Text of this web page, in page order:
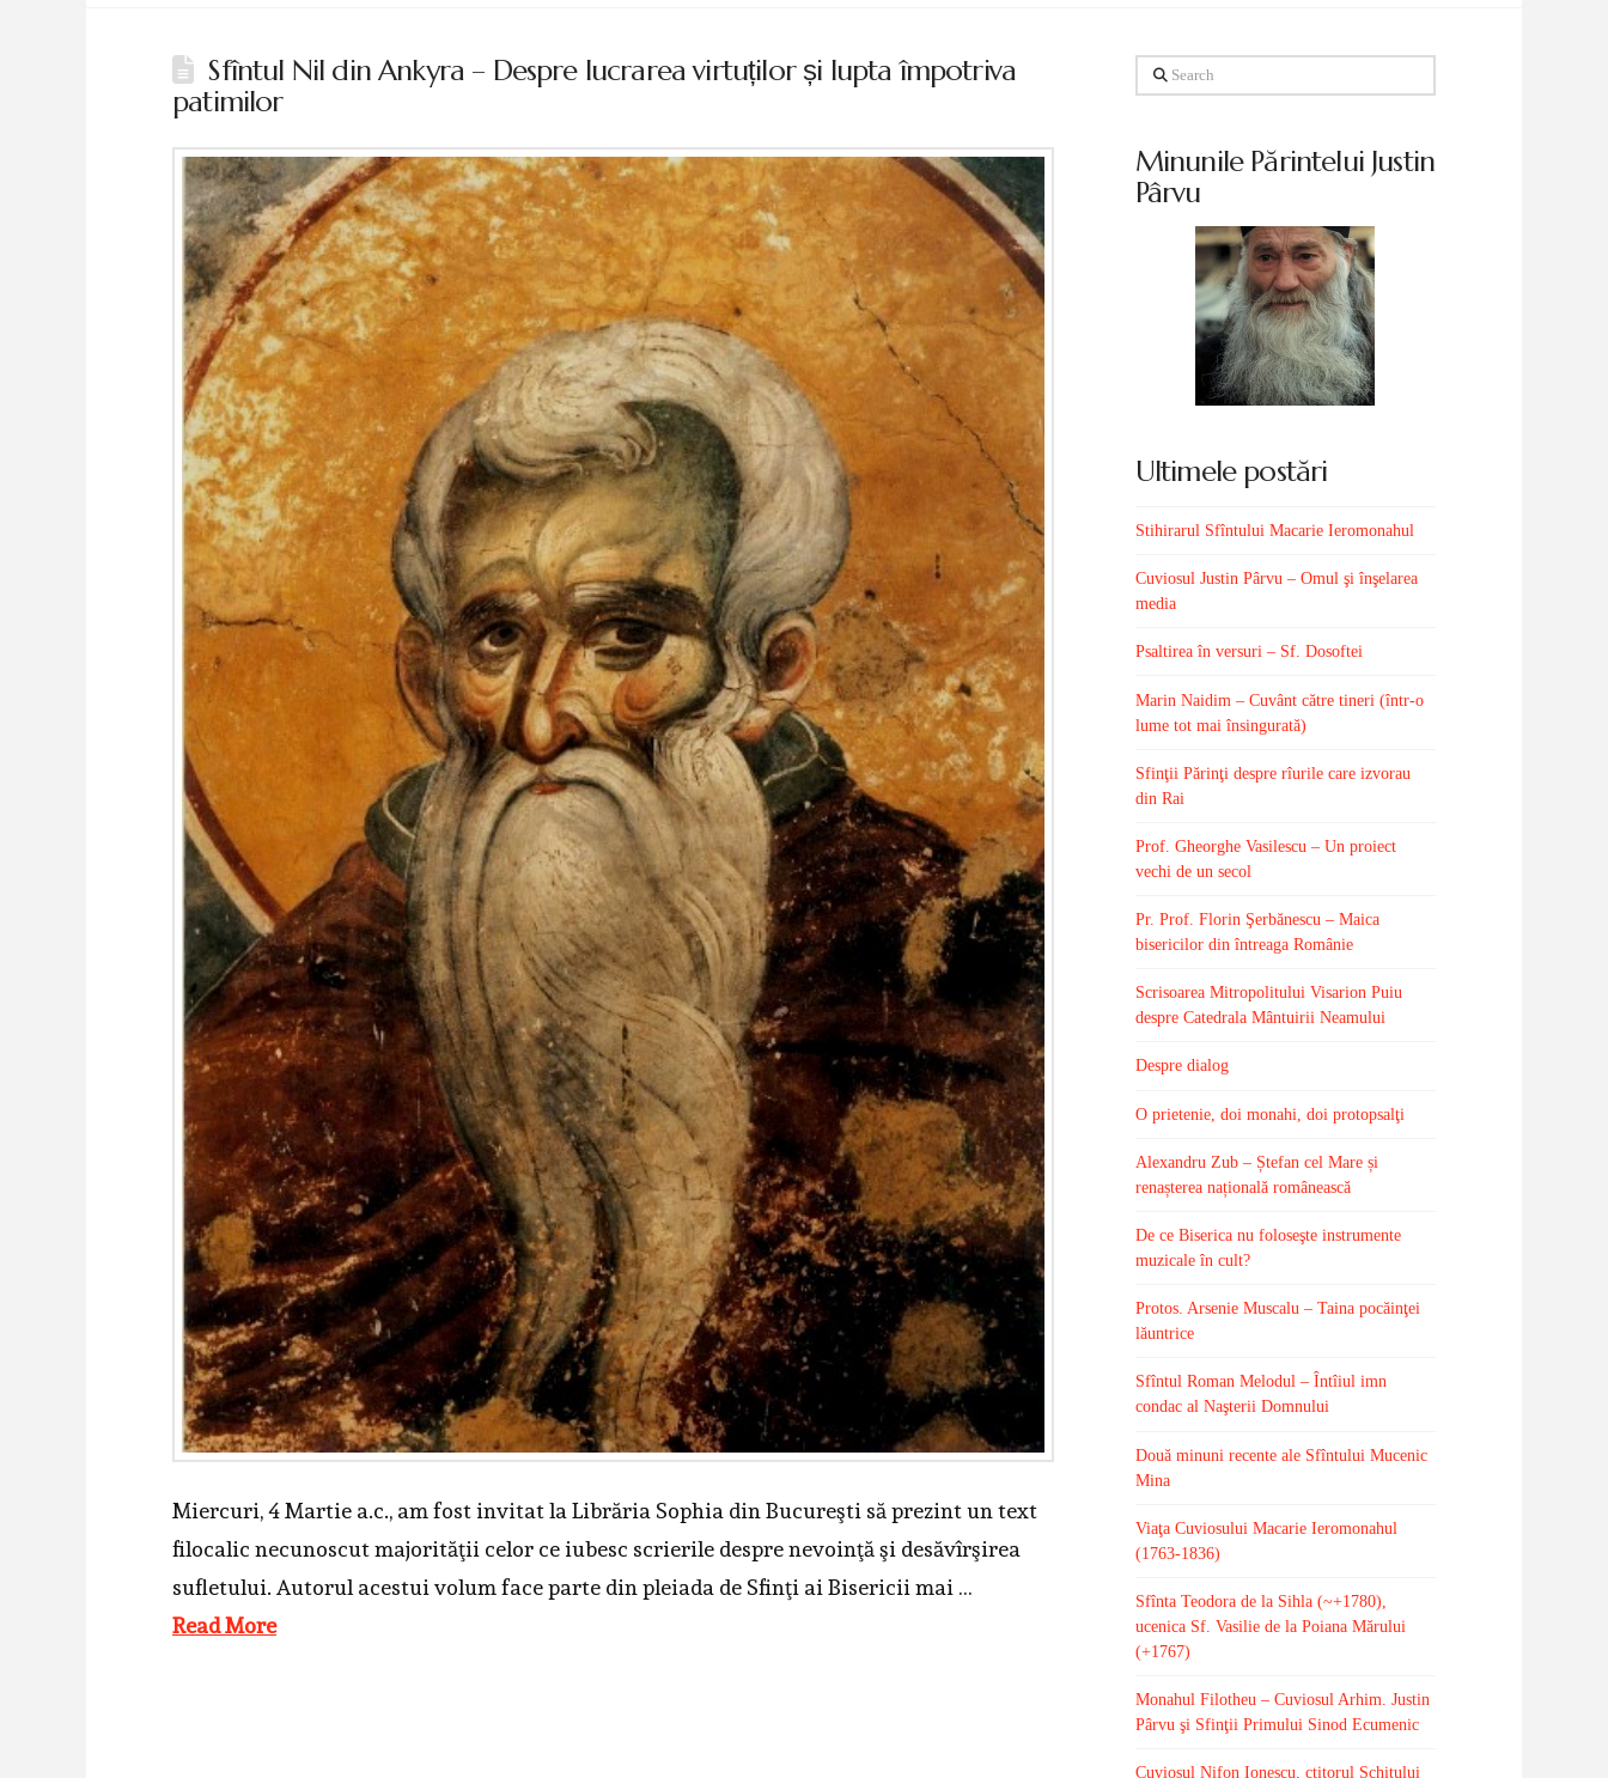
Sfîntul Nil din Ankyra – Despre lucrarea virtuților și lupta împotriva
patimilor
Miercuri, 4 Martie a.c., am fost invitat la Librăria Sophia din Bucureşti să prezint un text
filocalic necunoscut majorităţii celor ce iubesc scrierile despre nevoinţă şi desăvîrşirea
sufletului. Autorul acestui volum face parte din pleiada de Sfinţi ai Bisericii mai …
Read More
Search
Minunile Părintelui Justin
Pârvu
Ultimele postări
Stihirarul Sfîntului Macarie Ieromonahul
Cuviosul Justin Pârvu – Omul şi înşelarea
media
Psaltirea în versuri – Sf. Dosoftei
Marin Naidim – Cuvânt către tineri (într-o
lume tot mai însingurată)
Sfinţii Părinţi despre rîurile care izvorau
din Rai
Prof. Gheorghe Vasilescu – Un proiect
vechi de un secol
Pr. Prof. Florin Şerbănescu – Maica
bisericilor din întreaga Românie
Scrisoarea Mitropolitului Visarion Puiu
despre Catedrala Mântuirii Neamului
Despre dialog
O prietenie, doi monahi, doi protopsalţi
Alexandru Zub – Ștefan cel Mare și
renașterea națională românească
De ce Biserica nu foloseşte instrumente
muzicale în cult?
Protos. Arsenie Muscalu – Taina pocăinţei
lăuntrice
Sfîntul Roman Melodul – Întîiul imn
condac al Naşterii Domnului
Două minuni recente ale Sfîntului Mucenic
Mina
Viaţa Cuviosului Macarie Ieromonahul
(1763-1836)
Sfînta Teodora de la Sihla (~+1780),
ucenica Sf. Vasilie de la Poiana Mărului
(+1767)
Monahul Filotheu – Cuviosul Arhim. Justin
Pârvu şi Sfinţii Primului Sinod Ecumenic
Cuviosul Nifon Ionescu, ctitorul Schitului